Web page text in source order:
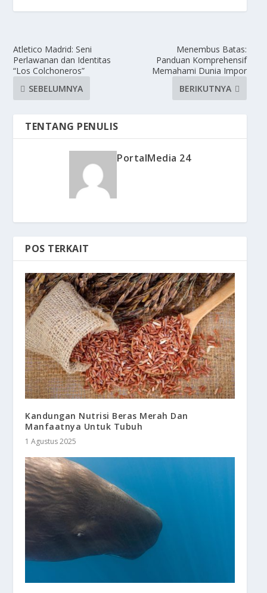
Atletico Madrid: Seni
Perlawanan dan Identitas
“Los Colchoneros”
SEBELUMNYA
Menembus Batas:
Panduan Komprehensif
Memahami Dunia Impor
BERIKUTNYA
TENTANG PENULIS
PortalMedia 24
POS TERKAIT
Kandungan Nutrisi Beras Merah Dan
Manfaatnya Untuk Tubuh
1 Agustus 2025